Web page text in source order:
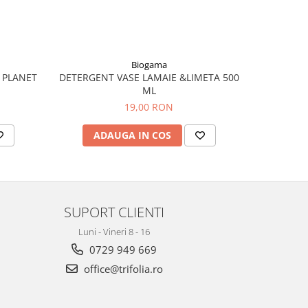
Biogama
DETERGENT VASE LAMAIE &LIMETA 500
ML
19,00 RON
ADAUGA IN COS
SUPORT CLIENTI
Luni - Vineri 8 - 16
0729 949 669
office@trifolia.ro